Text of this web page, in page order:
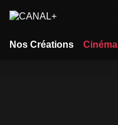
Nos Créations Cinéma